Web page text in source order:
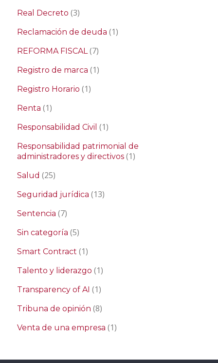
Real Decreto (3)
Reclamación de deuda (1)
REFORMA FISCAL(7)
Registro de marca (1)
Registro Horario (1)
Renta (1)
Responsabilidad Civil (1)
Responsabilidad patrimonial de
administradores y directivos (1)
Salud (25)
Seguridad jurídica (13)
Sentencia (7)
Sin categoría (5)
Smart Contract (1)
Talento y liderazgo (1)
Transparency of AI (1)
Tribuna de opinión (8)
Venta de una empresa (1)